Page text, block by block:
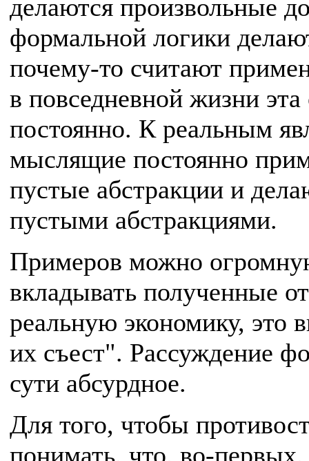
делаются произвольные
формальной логики
почему-то считают
в повседневной жизни эта
постоянно. К реальным
мыслящие постоянно
пустые абстракции и
пустыми абстракциями.
Примеров можно
вкладывать полученные
реальную экономику, это
их съест". Рассуждение
сути абсурдное.
Для того, чтобы
понимать, что, во-